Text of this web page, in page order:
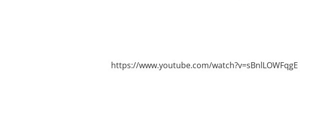
https://www.youtube.com/watch?v=sBnlLOWFqgE